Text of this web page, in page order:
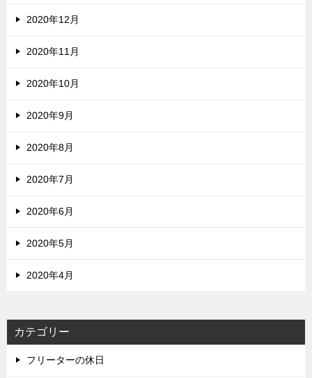
2020年12月
2020年11月
2020年10月
2020年9月
2020年8月
2020年7月
2020年6月
2020年5月
2020年4月
カテゴリー
フリーターの休日